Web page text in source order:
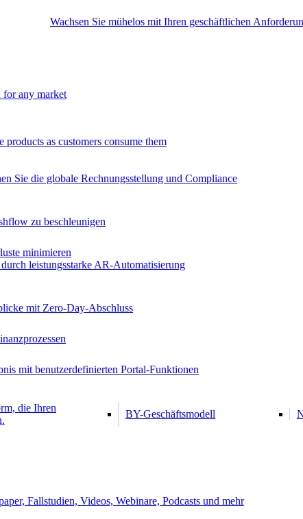
Wachsen Sie mühelos mit Ihren geschäftlichen
for any market
products as customers consume them
Sie die globale Rechnungsstellung und Compliance
zu beschleunigen
minimieren
leistungsstarke AR-Automatisierung
mit Zero-Day-Abschluss
mit benutzerdefinierten Portal-Funktionen
die Ihren
BY-Geschäftsmodell
Fallstudien, Videos, Webinare, Podcasts und mehr